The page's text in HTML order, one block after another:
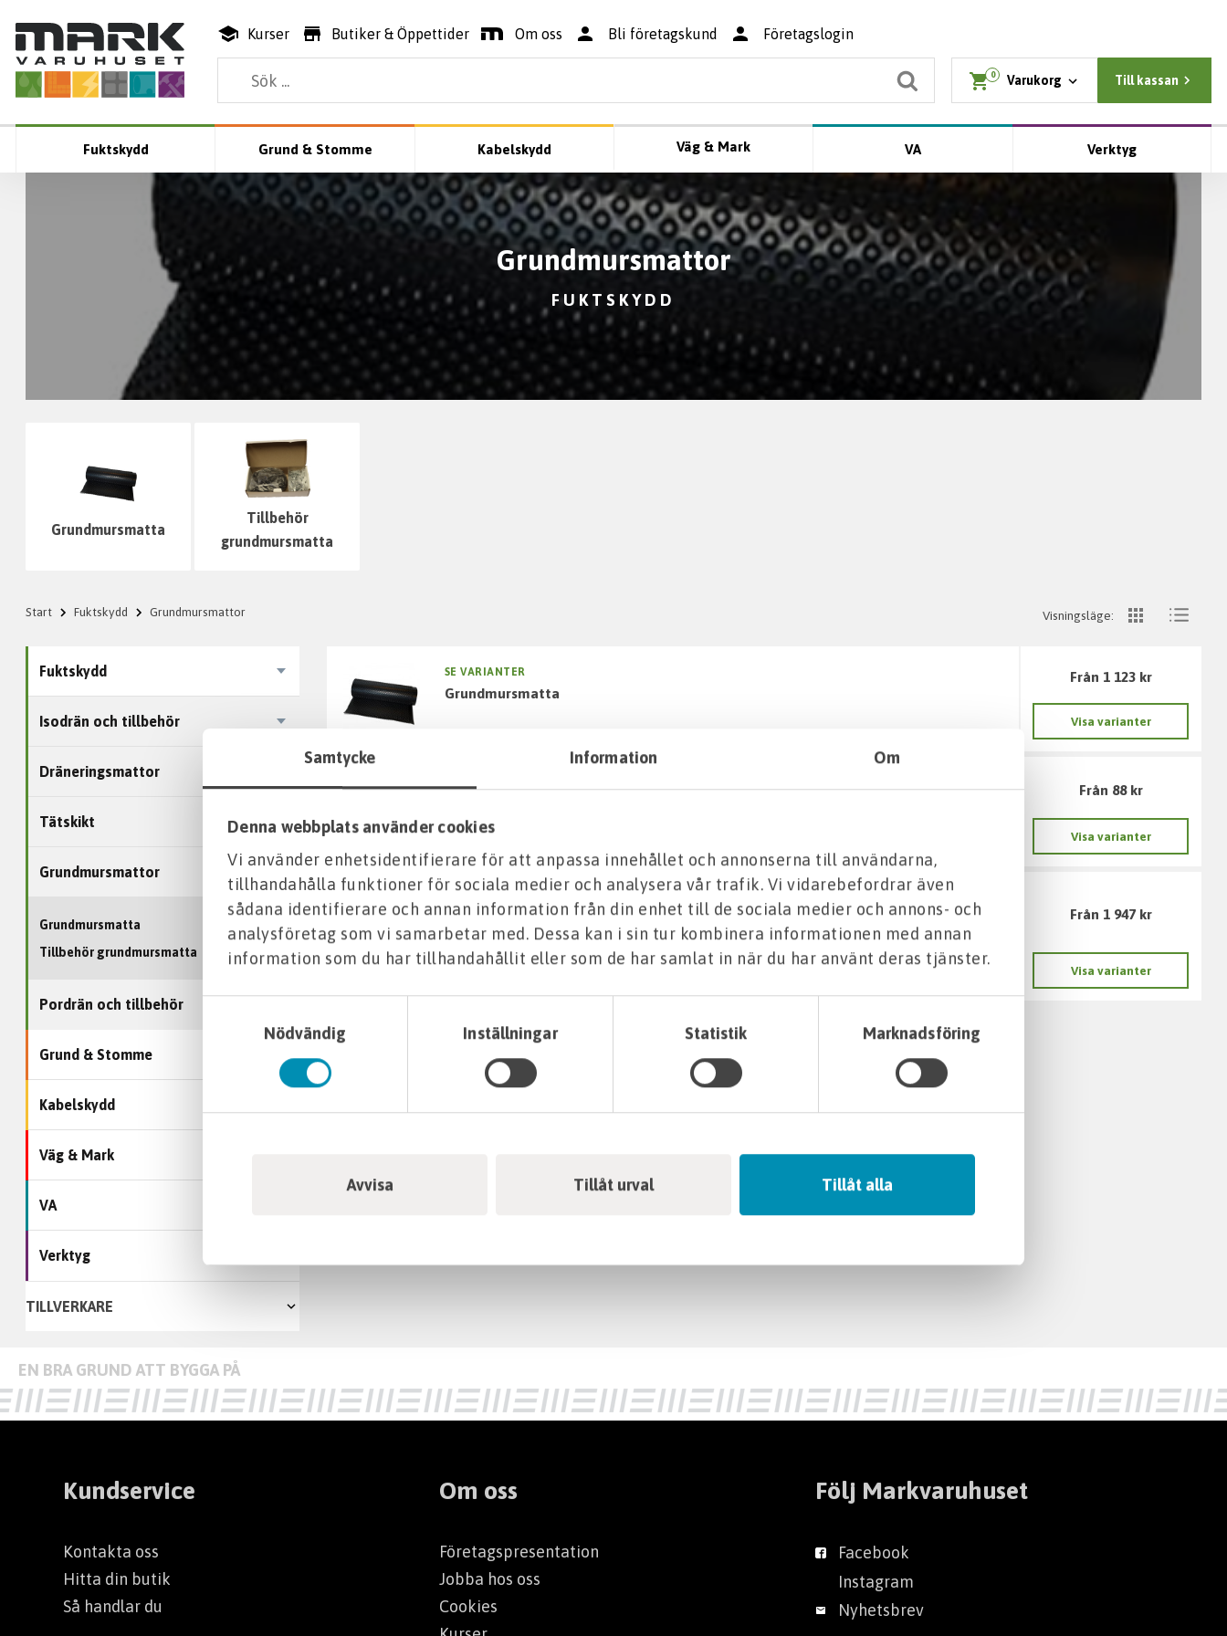
Samtycke Information Om
Denna webbplats använder cookies
Vi använder enhetsidentifierare för att anpassa innehållet och annonserna till användarna,
tillhandahålla funktioner för sociala medier och analysera vår trafik. Vi vidarebefordrar även
sådana identifierare och annan information från din enhet till de sociala medier och annons- och
analysföretag som vi samarbetar med. Dessa kan i sin tur kombinera informationen med annan
information som du har tillhandahållit eller som de har samlat in när du har använt deras tjänster.
Nödvändig
Inställningar Statistik Marknadsföring
Avvisa Tillåt urval Tillåt alla
Kurser Butiker & Öppettider Om oss Bli företagskund Företagslogin
0 Varukorg Till kassan
Fuktskydd Grund & Stomme Kabelskydd Väg & Mark VA Verktyg
Grundmursmattor
FUKTSKYDD
Grundmursmatta
Tillbehör
grundmursmatta
Start Fuktskydd Grundmursmattor Visningsläge:
Fuktskydd
Isodrän och tillbehör
Dräneringsmattor
Tätskikt
Grundmursmattor
Grundmursmatta
Tillbehör grundmursmatta
Pordrän och tillbehör
Grund & Stomme
Kabelskydd
Väg & Mark
VA
Verktyg
TILLVERKARE
SE VARIANTER
grundmursmatta
Från 1 123 kr
Visa varianter
Från 88 kr
Visa varianter
bitumenmembran och primer Från 1 947 kr
Visa varianter
Kundservice
Kontakta oss
Hitta din butik
Så handlar du
Om oss
Företagspresentation
Jobba hos oss
Cookies
Följ Markvaruhuset
Facebook
Instagram
Nyhetsbrev